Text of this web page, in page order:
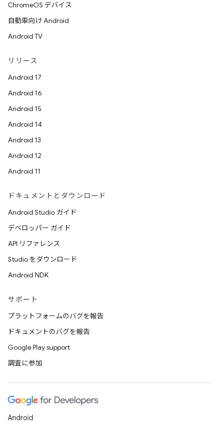
ChromeOS デバイス
自動車向け Android
Android TV
リリース
Android 17
Android 16
Android 15
Android 14
Android 13
Android 12
Android 11
ドキュメントとダウンロード
Android Studio ガイド
デベロッパー ガイド
API リファレンス
Studio をダウンロード
Android NDK
サポート
プラットフォームのバグを報告
ドキュメントのバグを報告
Google Play support
調査に参加
Android